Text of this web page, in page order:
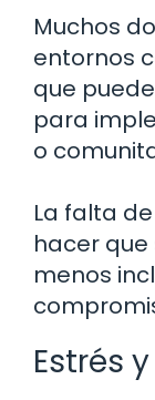
Muchos
entornos
que
para
o
La falta
hacer
menos
Estrés